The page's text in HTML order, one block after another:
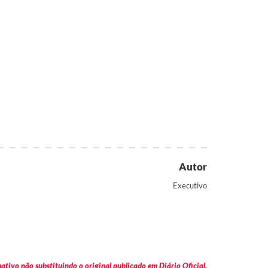
Autor
Executivo
não substituindo o original publicado em Diário Oficial.